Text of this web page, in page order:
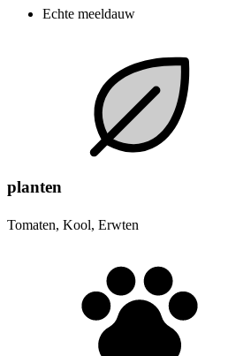
Echte meeldauw
planten
Tomaten, Kool, Erwten